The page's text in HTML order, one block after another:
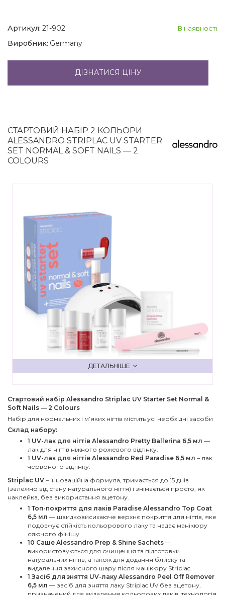
Артикул: 21-902 В наявності
Виробник: Germany
ДІЗНАТИСЯ ЦІНУ
СТАРТОВИЙ НАБІР 2 КОЛЬОРИ
ALESSANDRO STRIPLAC UV STARTER
SET NORMAL & SOFT NAILS — 2
COLOURS
ДЕТАЛЬНІШЕ
Стартовий набір Alessandro Striplac UV Starter Set Normal &
Soft Nails — 2 Colours
Набір для нормальних і м’яких нігтів містить усі необхідні засоби
Склад набору:
1 UV-лак для нігтів Alessandro Pretty Ballerina 6,5 мл —
лак для нігтів ніжного рожевого відтінку.
1 UV-лак для нігтів Alessandro Red Paradise 6,5 мл – лак
червоного відтінку.
Striplac UV – інноваційна формула, тримається до 15 днів
(залежно від стану натурального нігтя) і знімається просто, як
наклейка, без використання ацетону.
1 Топ-покриття для лаків Paradise Alessandro Top Coat
6,5 мл — швидковисихаюче верхнє покриття для нігтів, яке
подовжує стійкість кольорового лаку та надає манікюру
сяючого фінішу.
10 Саше Alessandro Prep & Shine Sachets —
використовуються для очищення та підготовки
натуральних нігтів, а також для додання блиску та
видалення захисного шару після манікюру Striplac.
1 Засіб для зняття UV-лаку Alessandro Peel Off Remover
6,5 мл — засіб для зняття лаку Striplac UV без ацетону,
призначений для видалення кольорових лаків, технологія